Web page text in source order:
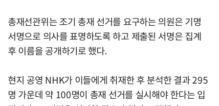
총재선관위는 조기 총재 선거를 요구하는 의원은 기명
서명으로 의사를 표명하도록 하고 제출된 서명은 집계
후 이름을 공개하기로 했다.
현지 공영 NHK가 이들에게 취재한 후 분석한 결과 295
명 가운데 약 100명이 총재 선거를 실시해야 한다는 입